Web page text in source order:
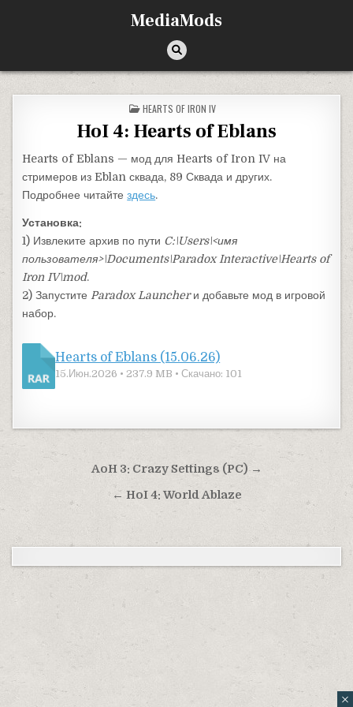
MediaMods
ОПУБЛИКОВАНО В
HEARTS OF IRON IV
HoI 4: Hearts of Eblans
Hearts of Eblans — мод для Hearts of Iron IV на
стримеров из Eblan сквада, 89 Сквада и других.
Подробнее читайтездесь.
Установка:
1) Извлеките архив по пути C:\Users\<имя
пользователя>\Documents\Paradox Interactive\Hearts of
Iron IV\mod.
2) Запустите Paradox Launcherи добавьте мод в игровой
набор.
Hearts of Eblans (15.06.26)
15.Июн.2026 • 237.9 MB • Скачано: 101
Навигация по записям
AoH 3: Crazy Settings (PC) →
← HoI 4: World Ablaze